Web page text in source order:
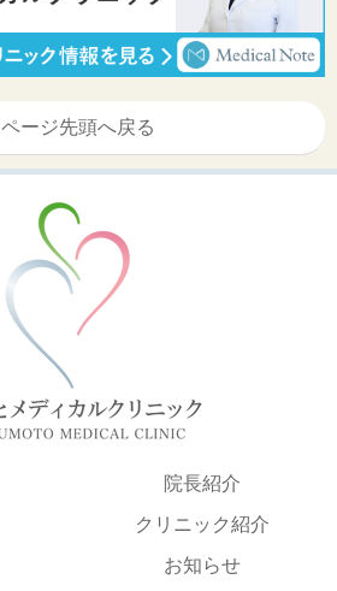
ページ先頭へ戻る
院長紹介
クリニック紹介
お知らせ